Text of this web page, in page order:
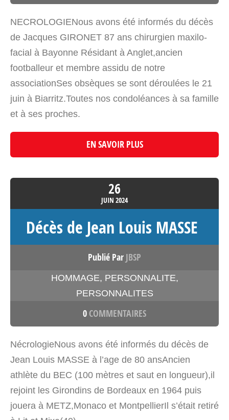
NECROLOGIENous avons été informés du décès
de Jacques GIRONET 87 ans chirurgien maxilo-
facial à Bayonne Résidant à Anglet,ancien
footballeur et membre assidu de notre
associationSes obsèques se sont déroulées le 21
juin à Biarritz.Toutes nos condoléances à sa famille
et à ses proches.
EN SAVOIR PLUS
26
JUIN 2024
Décès de Jean Louis MASSE
Publié Par JBSP
HOMMAGE, PERSONNALITE,
PERSONNALITES
0 COMMENTAIRES
NécrologieNous avons été informés du décès de
Jean Louis MASSE à l’age de 80 ansAncien
athlète du BEC (100 mètres et saut en longueur),il
rejoint les Girondins de Bordeaux en 1964 puis
jouera à METZ,Monaco et MontpellierIl s’était retiré